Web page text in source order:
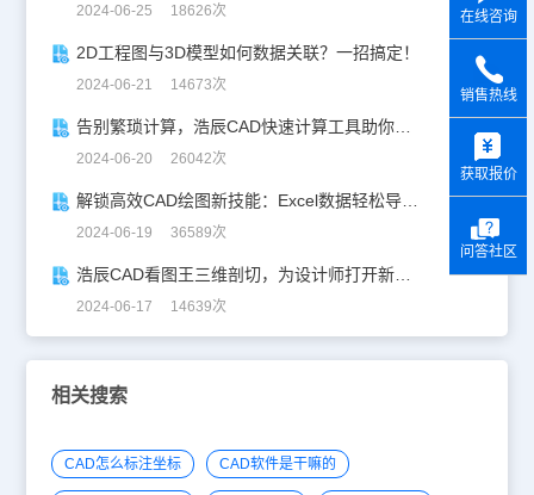
2024-06-25 18626次
2D工程图与3D模型如何数据关联？一招搞定！
2024-06-21 14673次
告别繁琐计算，浩辰CAD快速计算工具助你一臂之力！
2024-06-20 26042次
解锁高效CAD绘图新技能：Excel数据轻松导入CAD
2024-06-19 36589次
浩辰CAD看图王三维剖切，为设计师打开新世界的大门！
2024-06-17 14639次
相关搜索
CAD怎么标注坐标 CAD软件是干嘛的
在线咨询
销售热线
获取报价
问答社区